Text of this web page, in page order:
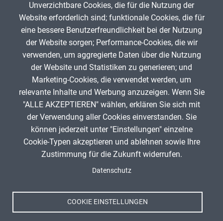
Gib die Zeichen aus dem Bild oben ein,
beachte Groß- und Kleinschreibung.
Um Spam zu verhindern, gib bitte die Zeichenfolge aus dem Bild
oben ein.
ANZEIGE
Spenden
Impressum
Unverzichtbare Cookies, die für die Nutzung der
Website erforderlich sind; funktionale Cookies, die für
eine bessere Benutzerfreundlichkeit bei der Nutzung
der Website sorgen; Performance-Cookies, die wir
verwenden, um aggregierte Daten über die Nutzung
der Website und Statistiken zu generieren; und
Marketing-Cookies, die verwendet werden, um
relevante Inhalte und Werbung anzuzeigen. Wenn Sie
"ALLE AKZEPTIEREN" wählen, erklären Sie sich mit
der Verwendung aller Cookies einverstanden. Sie
können jederzeit unter "Einstellungen" einzelne
Cookie-Typen akzeptieren und ablehnen sowie Ihre
Zustimmung für die Zukunft widerrufen.
Datenschutz
COOKIE EINSTELLUNGEN